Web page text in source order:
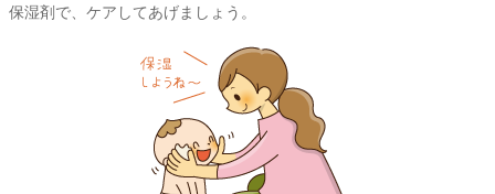
保湿剤で、ケアしてあげましょう。